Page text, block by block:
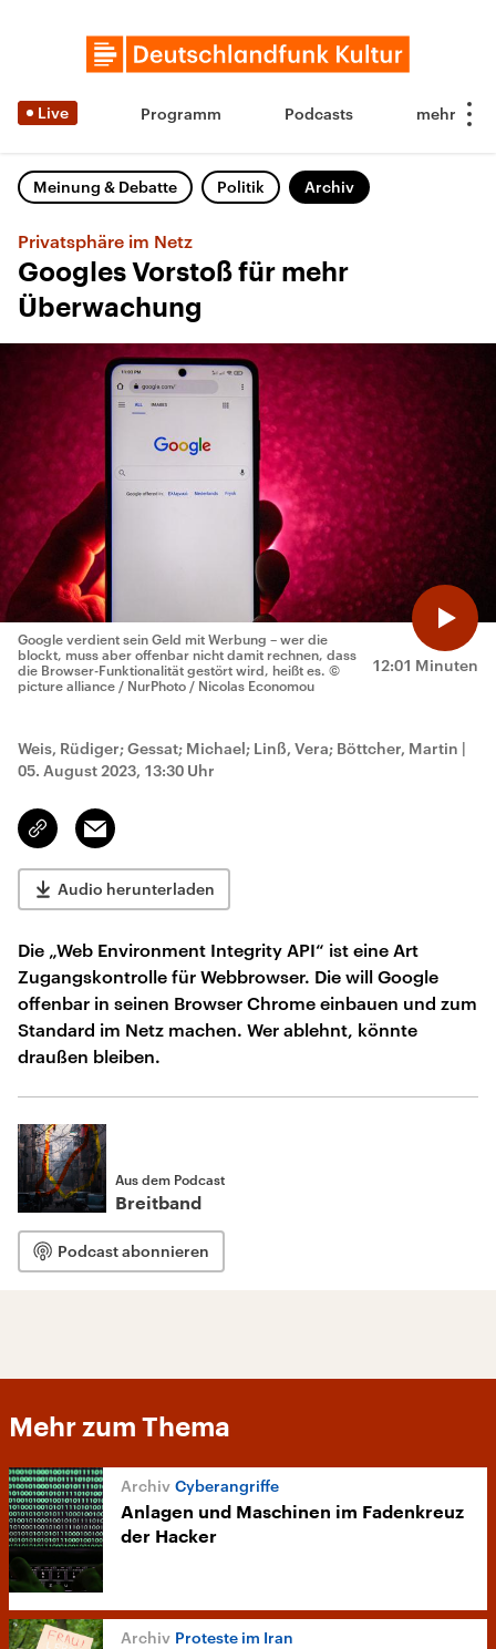
Live Programm Podcasts
Meinung & Debatte Politik Archiv
Privatsphäre im Netz
Googles Vorstoß für mehr
Überwachung
12:01 Minuten
Google verdient sein Geld mit Werbung – wer die
blockt, muss aber offenbar nicht damit rechnen, dass
die Browser-Funktionalität gestört wird, heißt es. ©
picture alliance / NurPhoto / Nicolas Economou
Weis, Rüdiger; Gessat; Michael; Linß, Vera; Böttcher, Martin |
05. August 2023, 13:30 Uhr
Link
kopieren/teilen
Email
Audio herunterladen
Die „Web Environment Integrity API“ ist eine Art
Zugangskontrolle für Webbrowser. Die will Google
offenbar in seinen Browser Chrome einbauen und zum
Standard im Netz machen. Wer ablehnt, könnte
draußen bleiben.
Aus dem Podcast
Breitband
Podcast abonnieren
Mehr zum Thema
Cyberangriffe
Anlagen und Maschinen im Fadenkreuz
der Hacker
Proteste im Iran